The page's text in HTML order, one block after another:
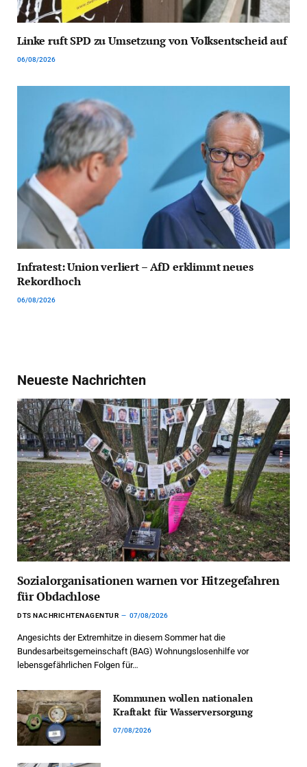
Linke ruft SPD zu Umsetzung von Volksentscheid auf
06/08/2026
Infratest: Union verliert – AfD erklimmt neues
Rekordhoch
06/08/2026
Neueste Nachrichten
Sozialorganisationen warnen vor Hitzegefahren
für Obdachlose
DTS NACHRICHTENAGENTUR 07/08/2026
Angesichts der Extremhitze in diesem Sommer hat die
Bundesarbeitsgemeinschaft (BAG) Wohnungslosenhilfe vor
lebensgefährlichen Folgen für…
Kommunen wollen nationalen
Kraftakt für Wasserversorgung
07/08/2026